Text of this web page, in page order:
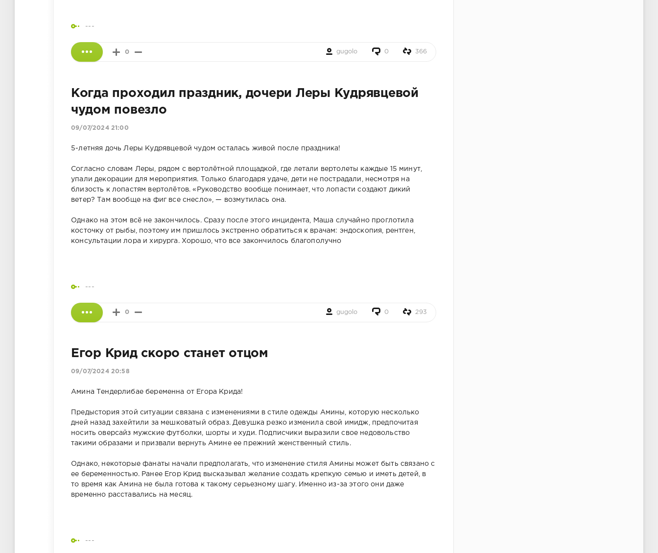
---
0 gugolo 0 366
Когда проходил праздник, дочери Леры Кудрявцевой
чудом повезло
09/07/2024 21:00
5-летняя дочь Леры Кудрявцевой чудом осталась живой после праздника!
Согласно словам Леры, рядом с вертолётной площадкой, где летали вертолеты каждые 15 минут,
упали декорации для мероприятия. Только благодаря удаче, дети не пострадали, несмотря на
близость к лопастям вертолётов. «Руководство вообще понимает, что лопасти создают дикий
ветер? Там вообще на фиг все снесло», — возмутилась она.
Однако на этом всё не закончилось. Сразу после этого инцидента, Маша случайно проглотила
косточку от рыбы, поэтому им пришлось экстренно обратиться к врачам: эндоскопия, рентген,
консультации лора и хирурга. Хорошо, что все закончилось благополучно
---
0 gugolo 0 293
Егор Крид скоро станет отцом
09/07/2024 20:58
Амина Тендерлибае беременна от Егора Крида!
Предыстория этой ситуации связана с изменениями в стиле одежды Амины, которую несколько
дней назад захейтили за мешковатый образ. Девушка резко изменила свой имидж, предпочитая
носить оверсайз мужские футболки, шорты и худи. Подписчики выразили свое недовольство
такими образами и призвали вернуть Амине ее прежний женственный стиль.
Однако, некоторые фанаты начали предполагать, что изменение стиля Амины может быть связано с
ее беременностью. Ранее Егор Крид высказывал желание создать крепкую семью и иметь детей, в
то время как Амина не была готова к такому серьезному шагу. Именно из-за этого они даже
временно расставались на месяц.
---